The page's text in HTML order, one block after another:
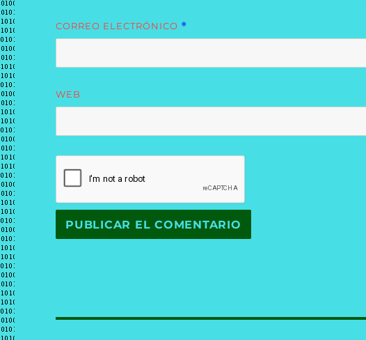
CORREO ELECTRÓNICO *
WEB